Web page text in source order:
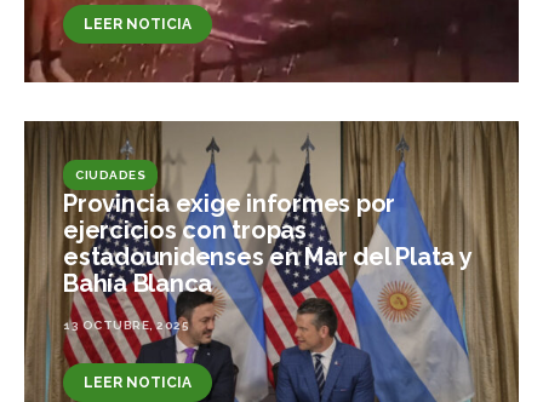
LEER NOTICIA
CIUDADES
Provincia exige informes por
ejercicios con tropas
estadounidenses en Mar del Plata y
Bahía Blanca
13 OCTUBRE, 2025
LEER NOTICIA